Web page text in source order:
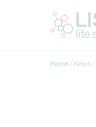
Home News